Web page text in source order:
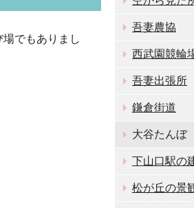
でもありまし
吾妻農協
西武園競輪
吾妻出張所
鎌倉街道
大谷たんぼ
下山口駅の
松が丘の景